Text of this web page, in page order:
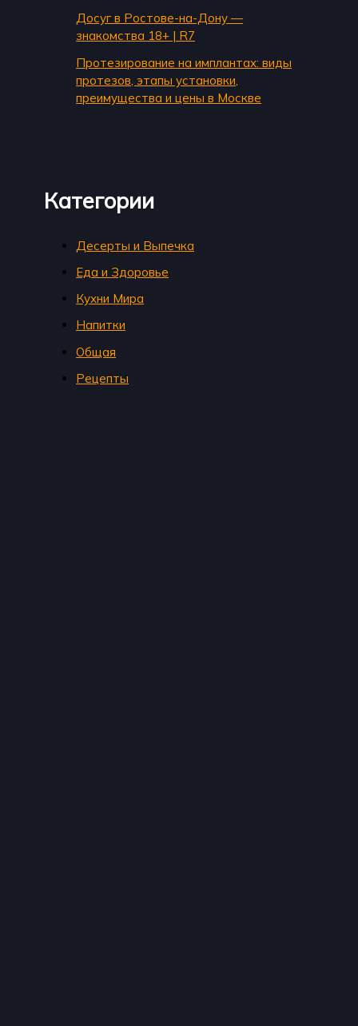
Досуг в Ростове-на-Дону —
знакомства 18+ | R7
Протезирование на имплантах: виды
протезов, этапы установки,
преимущества и цены в Москве
Категории
Десерты и Выпечка
Еда и Здоровье
Кухни Мира
Напитки
Общая
Рецепты